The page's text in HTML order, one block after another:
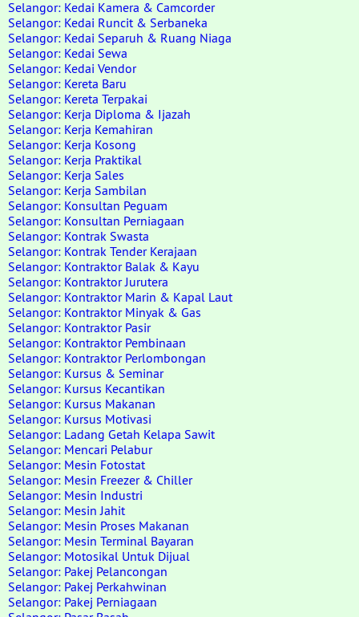
Selangor: Kedai Kamera & Camcorder
Selangor: Kedai Runcit & Serbaneka
Selangor: Kedai Separuh & Ruang Niaga
Selangor: Kedai Sewa
Selangor: Kedai Vendor
Selangor: Kereta Baru
Selangor: Kereta Terpakai
Selangor: Kerja Diploma & Ijazah
Selangor: Kerja Kemahiran
Selangor: Kerja Kosong
Selangor: Kerja Praktikal
Selangor: Kerja Sales
Selangor: Kerja Sambilan
Selangor: Konsultan Peguam
Selangor: Konsultan Perniagaan
Selangor: Kontrak Swasta
Selangor: Kontrak Tender Kerajaan
Selangor: Kontraktor Balak & Kayu
Selangor: Kontraktor Jurutera
Selangor: Kontraktor Marin & Kapal Laut
Selangor: Kontraktor Minyak & Gas
Selangor: Kontraktor Pasir
Selangor: Kontraktor Pembinaan
Selangor: Kontraktor Perlombongan
Selangor: Kursus & Seminar
Selangor: Kursus Kecantikan
Selangor: Kursus Makanan
Selangor: Kursus Motivasi
Selangor: Ladang Getah Kelapa Sawit
Selangor: Mencari Pelabur
Selangor: Mesin Fotostat
Selangor: Mesin Freezer & Chiller
Selangor: Mesin Industri
Selangor: Mesin Jahit
Selangor: Mesin Proses Makanan
Selangor: Mesin Terminal Bayaran
Selangor: Motosikal Untuk Dijual
Selangor: Pakej Pelancongan
Selangor: Pakej Perkahwinan
Selangor: Pakej Perniagaan